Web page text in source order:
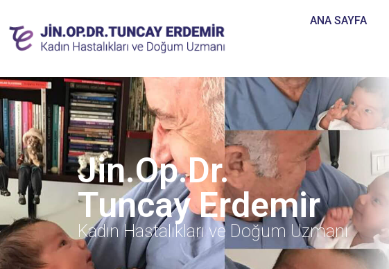
ANA SAYFA
Jin.Op.Dr.
Tuncay Erdemir
Kadın Hastalıkları ve Doğum Uzmanı